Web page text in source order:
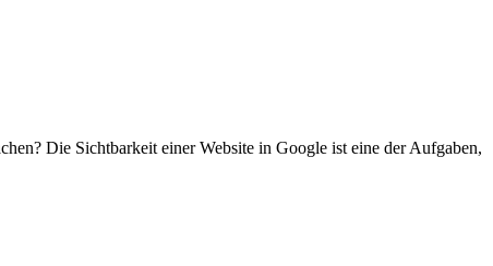
Die Sichtbarkeit einer Website in Google ist eine der Aufgaben,